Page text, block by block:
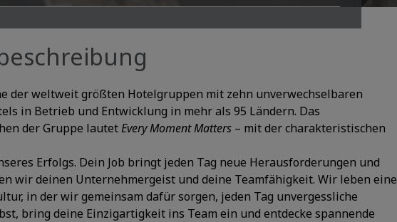
der weltweit größten Hotelgruppen mit zehn unverwechselbaren
in Betrieb und Entwicklung in mehr als 95 Ländern. Das
der Gruppe lautetEvery Moment Matters – mit der charakteristischen
Erfolgs. Dein Job bringt jeden Tag neue Herausforderungen und
wir deinen Unternehmergeist und deine Teamfähigkeit. Wir leben eine
in der wir gemeinsam dafür sorgen, jeden Tag unvergessliche
bring deine Einzigartigkeit ins Team ein und entdecke spannende